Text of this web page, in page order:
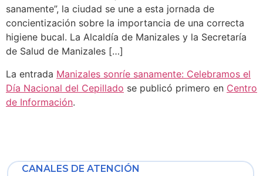
sanamente”, la ciudad se une a esta jornada de
concientización sobre la importancia de una correcta
higiene bucal. La Alcaldía de Manizales y la Secretaría
de Salud de Manizales […]
La entrada Manizales sonríe sanamente: Celebramos el
Día Nacional del Cepillado se publicó primero en Centro
de Información.
CANALES DE ATENCIÓN